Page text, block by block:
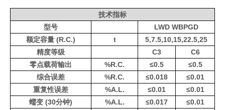
技术指标
型号
LWD WBPGD
额定容量 (R.C.)
t
5,7.5,10,15,22.5,25
精度等级
C3
C6
零点载荷输出
%R.C. ≤0.5
≤0.5
综合误差
%R.C. ≤0.018
≤0.01
重复性误差
%A.L. ≤0.01
≤0.01
蠕变 (30分钟)
%A.L. ≤0.017
≤0.01